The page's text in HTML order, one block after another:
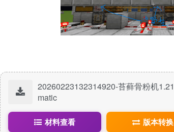
20260223132314920-苔藓骨粉机
matic
材料查看 版本转换